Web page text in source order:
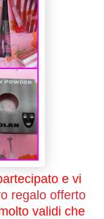
e vi
regalo offerto
validi che